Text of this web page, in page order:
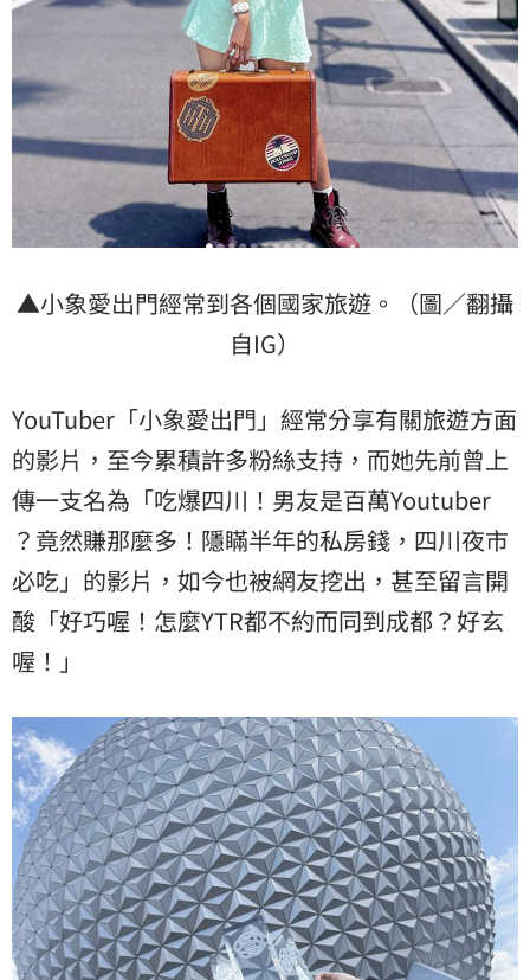
▲小象愛出門經常到各個國家旅遊。（圖／翻攝
自IG）
YouTuber「小象愛出門」經常分享有關旅遊方面
的影片，至今累積許多粉絲支持，而她先前曾上
傳一支名為「吃爆四川！男友是百萬Youtuber
？竟然賺那麼多！隱瞞半年的私房錢，四川夜市
必吃」的影片，如今也被網友挖出，甚至留言開
酸「好巧喔！怎麼YTR都不約而同到成都？好玄
喔！」